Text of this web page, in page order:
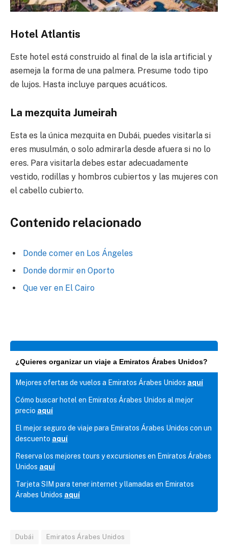
Hotel Atlantis
Este hotel está construido al final de la isla artificial y
asemeja la forma de una palmera. Presume todo tipo
de lujos. Hasta incluye parques acuáticos.
La mezquita Jumeirah
Esta es la única mezquita en Dubái, puedes visitarla si
eres musulmán, o solo admirarla desde afuera si no lo
eres. Para visitarla debes estar adecuadamente
vestido, rodillas y hombros cubiertos y las mujeres con
el cabello cubierto.
Contenido relacionado
Donde comer en Los Ángeles
Donde dormir en Oporto
Que ver en El Cairo
¿Quieres organizar un viaje a Emiratos Árabes Unidos?
Mejores ofertas de vuelos a Emiratos Árabes Unidos aquí
Cómo buscar hotel en Emiratos Árabes Unidos al mejor
precio aquí
El mejor seguro de viaje para Emiratos Árabes Unidos con un
descuento aquí
Reserva los mejores tours y excursiones en Emiratos Árabes
Unidos aquí
Tarjeta SIM para tener internet y llamadas en Emiratos
Árabes Unidos aquí
Dubái Emiratos Árabes Unidos